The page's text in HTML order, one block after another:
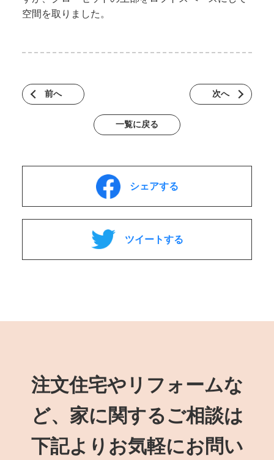
空間を取りました。
前へ
一覧に戻る
次へ
シェアする
ツイートする
注文住宅やリフォームな
ど、家に関するご相談は
下記よりお気軽にお問い